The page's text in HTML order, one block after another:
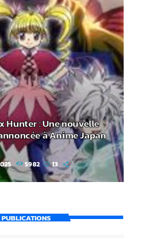
Hunter : Une nouvelle
à Anime Japan
5982 13